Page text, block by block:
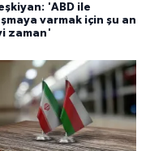
'ABD ile
varmak için şu an
zaman'